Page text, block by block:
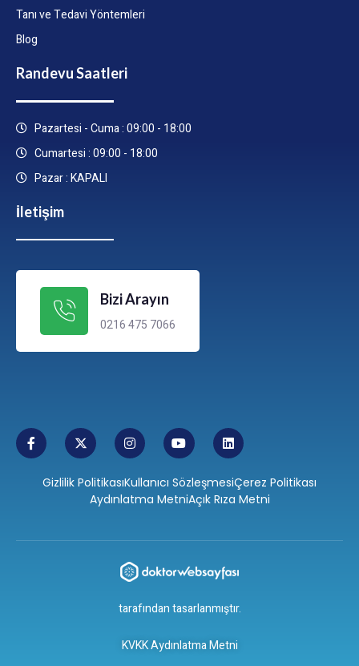
Tanı ve Tedavi Yöntemleri
Blog
Randevu Saatleri
Pazartesi - Cuma : 09:00 - 18:00
Cumartesi : 09:00 - 18:00
Pazar : KAPALI
İletişim
Bizi Arayın
0216 475 7066
Gizlilik PolitikasıKullanıcı SözleşmesiÇerez Politikası
Aydınlatma MetniAçık Rıza Metni
tarafından tasarlanmıştır.
KVKK Aydınlatma Metni